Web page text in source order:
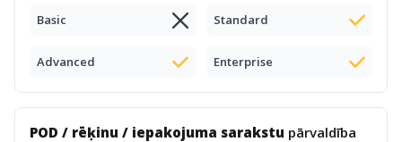
Basic Standard
Advanced Enterprise
POD / rēķinu / iepakojuma sarakstu pārvaldība